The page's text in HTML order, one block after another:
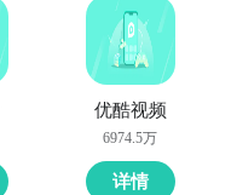
优酷视频
6974.5万
详情